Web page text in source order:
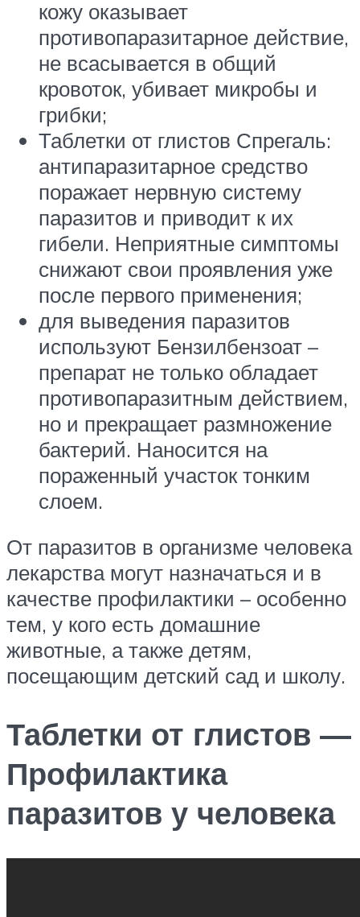
кожу оказывает
противопаразитарное действие,
не всасывается в общий
кровоток, убивает микробы и
грибки;
Таблетки от глистов Спрегаль:
антипаразитарное средство
поражает нервную систему
паразитов и приводит к их
гибели. Неприятные симптомы
снижают свои проявления уже
после первого применения;
для выведения паразитов
используют Бензилбензоат –
препарат не только обладает
противопаразитным действием,
но и прекращает размножение
бактерий. Наносится на
пораженный участок тонким
слоем.
От паразитов в организме человека
лекарства могут назначаться и в
качестве профилактики – особенно
тем, у кого есть домашние
животные, а также детям,
посещающим детский сад и школу.
Таблетки от глистов —
Профилактика
паразитов у человека